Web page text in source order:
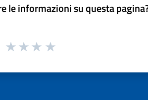
le informazioni su questa